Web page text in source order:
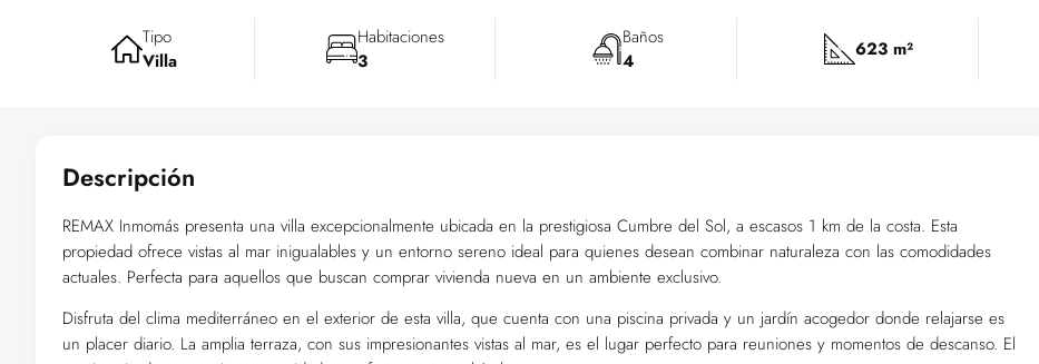
Tipo
Villa
Habitaciones
3
Baños
4
623 m²
Descripción
REMAX Inmomás presenta una villa excepcionalmente ubicada en la prestigiosa Cumbre del Sol, a escasos 1 km de la costa. Esta
propiedad ofrece vistas al mar inigualables y un entorno sereno ideal para quienes desean combinar naturaleza con las comodidades
actuales. Perfecta para aquellos que buscan comprar vivienda nueva en un ambiente exclusivo.
Disfruta del clima mediterráneo en el exterior de esta villa, que cuenta con una piscina privada y un jardín acogedor donde relajarse es
un placer diario. La amplia terraza, con sus impresionantes vistas al mar, es el lugar perfecto para reuniones y momentos de descanso. El